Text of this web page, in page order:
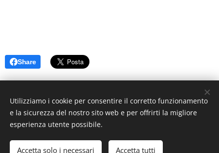
Share
Creato con Webnode
Lingue
Utilizziamo i cookie per consentire il corretto funzionamento
e la sicurezza del nostro sito web e per offrirti la migliore
esperienza utente possibile.
Accetta solo i necessari Accetta tutti